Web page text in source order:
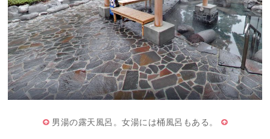
男湯の露天風呂。女湯には桶風呂もある。